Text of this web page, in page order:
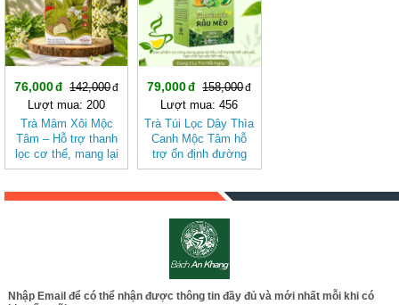
76,000
142,000
Lượt mua: 200
Trà Mâm Xôi Mộc
Tâm – Hỗ trợ thanh
lọc cơ thể, mang lại
cảm giác nhẹ nhàng
79,000
158,000
Lượt mua: 456
Trà Túi Lọc Dây Thìa
Canh Mộc Tâm hỗ
trợ ổn định đường
huyết
Nhập Email để có thể nhận được thông tin đầy đủ và mới nhất mỗi khi có